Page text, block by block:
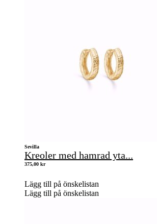
Sevilla
Kreoler med hamrad yta...
375,00 kr
Lägg till på önskelistan
Lägg till på önskelistan